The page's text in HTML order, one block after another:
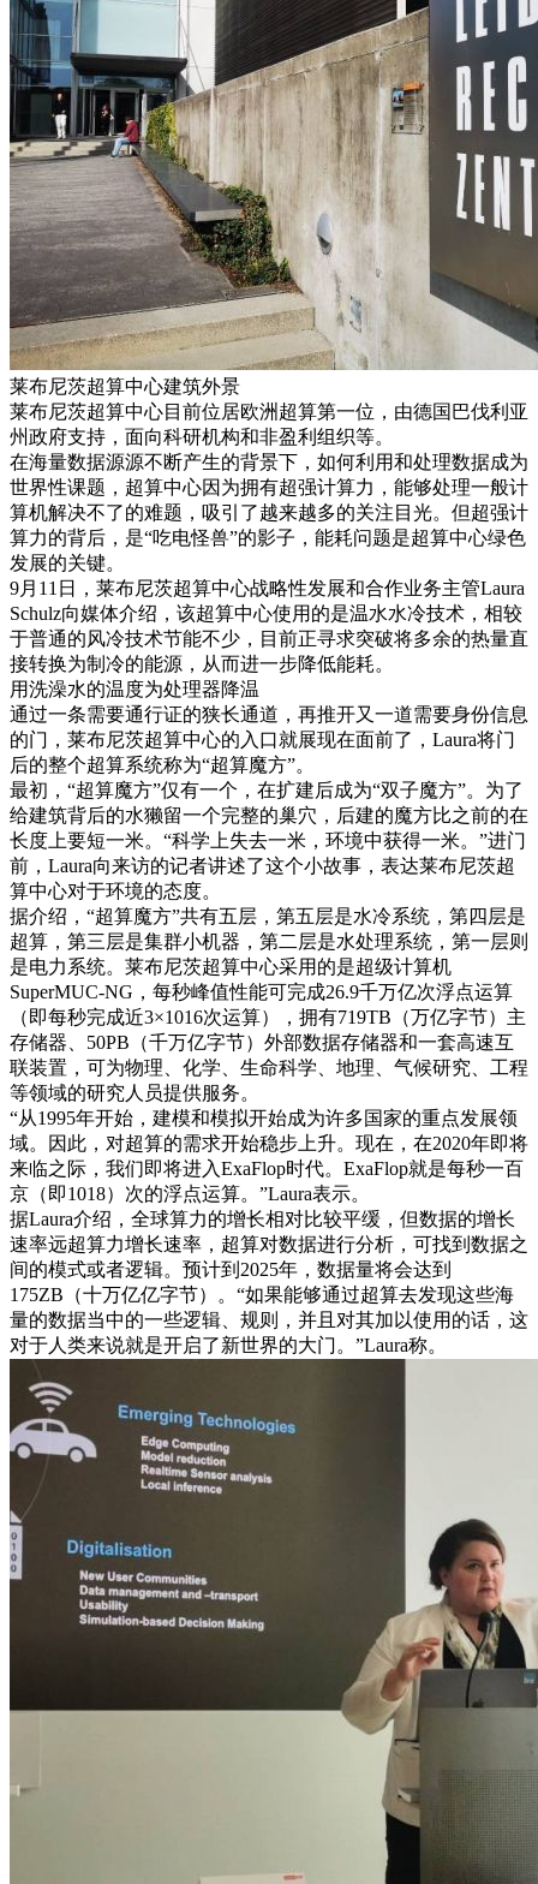
莱布尼茨超算中心建筑外景
莱布尼茨超算中心目前位居欧洲超算第一位，由德国巴伐利亚
州政府支持，面向科研机构和非盈利组织等。
在海量数据源源不断产生的背景下，如何利用和处理数据成为
世界性课题，超算中心因为拥有超强计算力，能够处理一般计
算机解决不了的难题，吸引了越来越多的关注目光。但超强计
算力的背后，是“吃电怪兽”的影子，能耗问题是超算中心绿色
发展的关键。
9月11日，莱布尼茨超算中心战略性发展和合作业务主管Laura
Schulz向媒体介绍，该超算中心使用的是温水水冷技术，相较
于普通的风冷技术节能不少，目前正寻求突破将多余的热量直
接转换为制冷的能源，从而进一步降低能耗。
用洗澡水的温度为处理器降温
通过一条需要通行证的狭长通道，再推开又一道需要身份信息
的门，莱布尼茨超算中心的入口就展现在面前了，Laura将门
后的整个超算系统称为“超算魔方”。
最初，“超算魔方”仅有一个，在扩建后成为“双子魔方”。为了
给建筑背后的水獭留一个完整的巢穴，后建的魔方比之前的在
长度上要短一米。“科学上失去一米，环境中获得一米。”进门
前，Laura向来访的记者讲述了这个小故事，表达莱布尼茨超
算中心对于环境的态度。
据介绍，“超算魔方”共有五层，第五层是水冷系统，第四层是
超算，第三层是集群小机器，第二层是水处理系统，第一层则
是电力系统。莱布尼茨超算中心采用的是超级计算机
SuperMUC-NG，每秒峰值性能可完成26.9千万亿次浮点运算
（即每秒完成近3×1016次运算），拥有719TB（万亿字节）主
存储器、50PB（千万亿字节）外部数据存储器和一套高速互
联装置，可为物理、化学、生命科学、地理、气候研究、工程
等领域的研究人员提供服务。
“从1995年开始，建模和模拟开始成为许多国家的重点发展领
域。因此，对超算的需求开始稳步上升。现在，在2020年即将
来临之际，我们即将进入ExaFlop时代。ExaFlop就是每秒一百
京（即1018）次的浮点运算。”Laura表示。
据Laura介绍，全球算力的增长相对比较平缓，但数据的增长
速率远超算力增长速率，超算对数据进行分析，可找到数据之
间的模式或者逻辑。预计到2025年，数据量将会达到
175ZB（十万亿亿字节）。“如果能够通过超算去发现这些海
量的数据当中的一些逻辑、规则，并且对其加以使用的话，这
对于人类来说就是开启了新世界的大门。”Laura称。